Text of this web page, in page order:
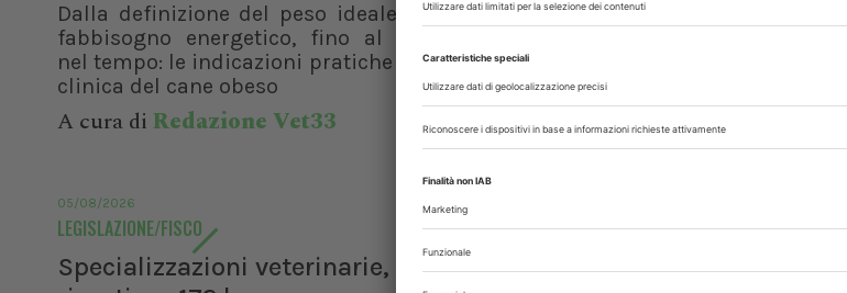
Dalla definizione del peso ideale al calcolo del
fabbisogno energetico, fino al mantenimento
nel tempo: le indicazioni pratiche per la gestione
clinica del cane obeso
A cura di Redazione Vet33
Il Ministero della Salute
delle qualifiche di
conseguite all'estero....
A cura diRedazione
05/08/2026
LEGISLAZIONE/FISCO
Specializzazioni veterinarie, il Mur
ATTIVITÀ PROFESSIONALE
Borse di studio